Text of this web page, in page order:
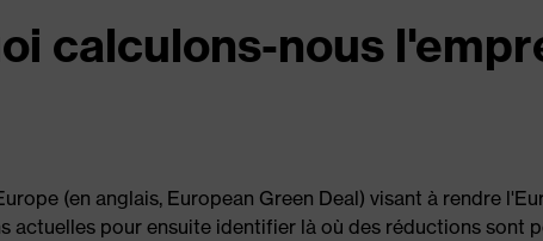
calculons-nous
(en anglais, European Green Deal) visant à rendre
actuelles pour ensuite identifier là où des réductions sont